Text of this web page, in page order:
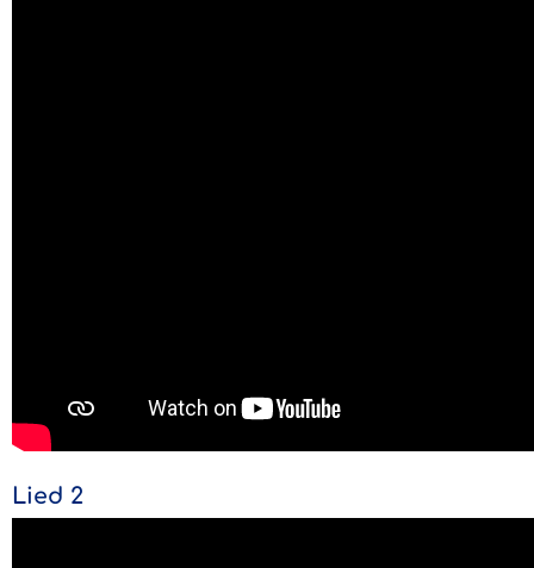
Lied 2